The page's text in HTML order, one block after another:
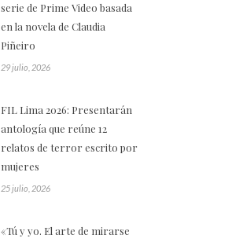
serie de Prime Video basada
en la novela de Claudia
Piñeiro
29 julio, 2026
FIL Lima 2026: Presentarán
antología que reúne 12
relatos de terror escrito por
mujeres
25 julio, 2026
«Tú y yo. El arte de mirarse